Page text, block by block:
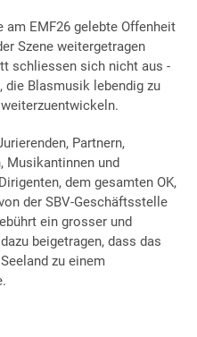
EMF26 gelebte Offenheit
Szene weitergetragen
schliessen sich nicht aus -
die Blasmusik lebendig zu
Partnern,
Musikantinnen und
dem gesamten OK,
der SBV-Geschäftsstelle
ein grosser und
beigetragen, dass das
zu einem